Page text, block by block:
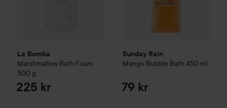
La Bomba
Marshmallow Bath Foam
500 g
225 kr
Sunday Rain
Mango Bubble Bath 450 ml
79 kr